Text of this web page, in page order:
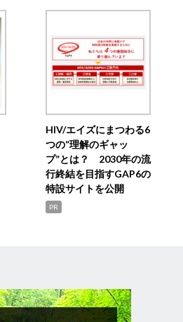
HIV/エイズにまつわる6
つの“理解のギャッ
プ”とは？ 2030年の流
行終結を目指すGAP6の
特設サイトを公開
PR